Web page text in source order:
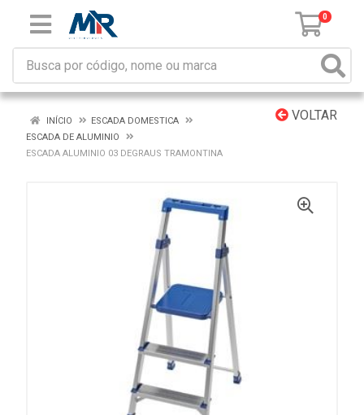
0
VOLTAR
INÍCIO
ESCADA DOMESTICA
ESCADA DE ALUMINIO
ESCADA ALUMINIO 03 DEGRAUS TRAMONTINA